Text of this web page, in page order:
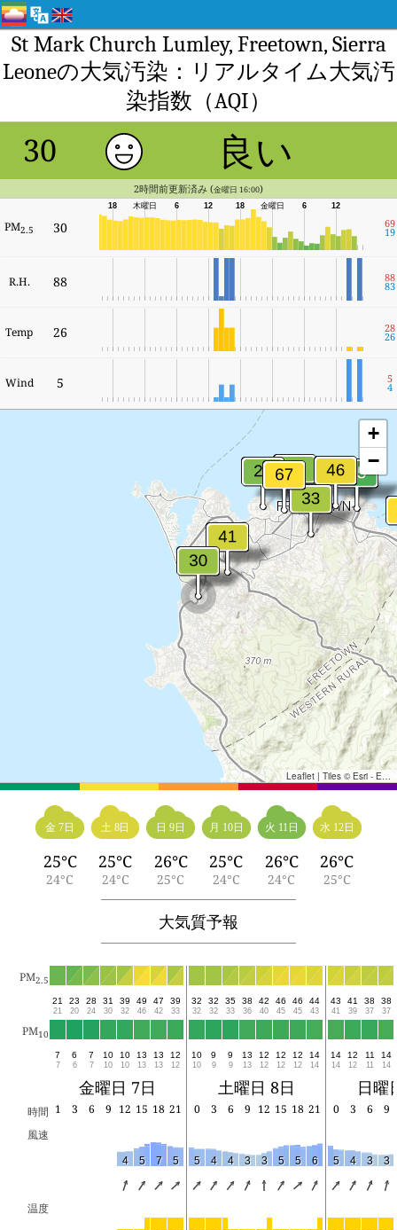
St Mark Church Lumley, Freetown, Sierra
Leoneの大気汚染：リアルタイム大気汚
染指数（AQI）
30 良い
2時間前更新済み (金曜日 16:00)
PM2.5 30
12
6
金曜日
18
12
6
木曜日
18
69
19
R.H. 88 88
83
Temp 26 28
26
Wind 5 5
4
+
−
Leaflet | Tiles © Esri - Esri, DeLorme, NAVTEQ, TomTom, Intermap, iPC, USGS, FAO, NPS, NRCAN, GeoBase, Kadaster NL, Ordnance Survey, Esri Japan, METI, Esri China (Hong Kong), and the GIS User Community
金 7日
25°C
24°C
土 8日
25°C
24°C
日 9日
26°C
25°C
月 10日
25°C
24°C
火 11日
26°C
24°C
水 12日
26°C
25°C
大気質予報
PM2.5
21
21
23
20
28
24
31
30
39
32
49
46
47
42
39
33
32
32
32
32
35
33
38
36
42
40
46
45
46
45
44
43
43
41
41
39
38
37
38
37
PM10
7
7
6
6
7
7
10
10
10
10
13
13
13
13
12
12
10
10
9
9
9
9
13
13
12
12
12
12
12
12
14
14
14
14
12
12
11
11
14
14
金曜日 7日 土曜日 8日 日曜
時間 1 3 6 9 12 15 18 21 0 3 6 9 12 15 18 21 0 3 6
9
風速
4 5 7 5 5 4 4 3 3 5 5 6 5 4 3 3
温度